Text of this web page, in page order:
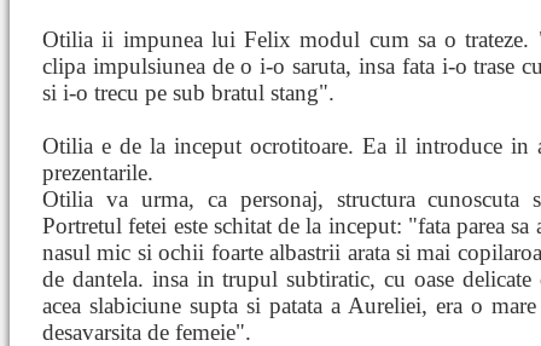
Otilia ii impunea lui Felix modul cum sa o trateze.
clipa impulsiunea de o i-o saruta, insa fata i-o trase
si i-o trecu pe sub bratul stang".
Otilia e de la inceput ocrotitoare. Ea il introduce in
prezentarile.
Otilia va urma, ca personaj, structura cunoscuta
Portretul fetei este schitat de la inceput: "fata parea
nasul mic si ochii foarte albastrii arata si mai
de dantela. insa in trupul subtiratic, cu oase
acea slabiciune supta si patata a Aureliei, era o
desavarsita de femeie".